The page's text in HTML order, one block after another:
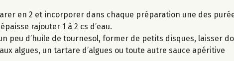
en 2 et incorporer dans chaque préparation une des
rajouter 1 à 2 cs d’eau.
peu d’huile de tournesol, former de petits disques, laisser
algues, un tartare d’algues ou toute autre sauce apéritive